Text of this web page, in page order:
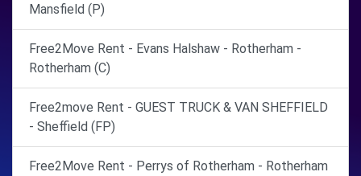
Mansfield (P)
Free2Move Rent - Evans Halshaw - Rotherham -
Rotherham (C)
Free2move Rent - GUEST TRUCK & VAN SHEFFIELD
- Sheffield (FP)
Free2Move Rent - Perrys of Rotherham - Rotherham